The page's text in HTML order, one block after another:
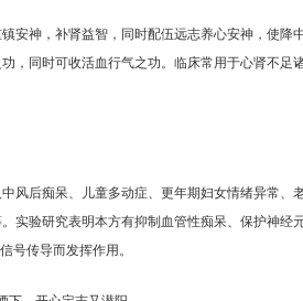
安神，补肾益智，同时配伍远志养心安神，使降
，同时可收活血行气之功。临床常用于心肾不足
风后痴呆、儿童多动症、更年期妇女情绪异常、
实验研究表明本方有抑制血管性痴呆、保护神经
号传导而发挥作用。